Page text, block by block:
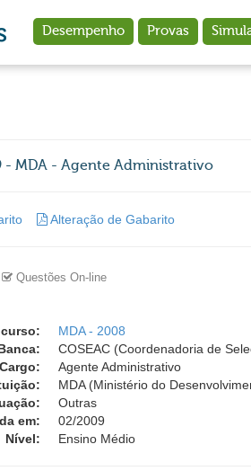
Desempenho Provas
- MDA - Agente Administrativo
Alteração de Gabarito
Questões On-line
MDA - 2008
COSEAC (Coordenadoria de
Cargo:
Agente Administrativo
MDA (Ministério do
Outras
em:
02/2009
Nível:
Ensino Médio